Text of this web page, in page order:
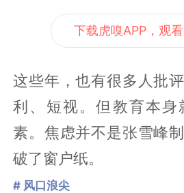
下载虎嗅APP，观
这些年，也有很多人批
利、短视。但教育本身
素。焦虑并不是张雪峰
破了窗户纸。
# 风口浪尖